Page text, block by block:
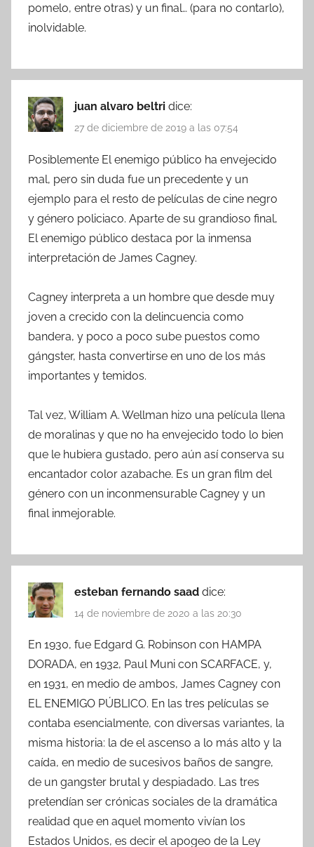
pomelo, entre otras) y un final… (para no contarlo),
inolvidable.
juan alvaro beltri dice:
27 de diciembre de 2019 a las 07:54
Posiblemente El enemigo público ha envejecido
mal, pero sin duda fue un precedente y un
ejemplo para el resto de películas de cine negro
y género policiaco. Aparte de su grandioso final,
El enemigo público destaca por la inmensa
interpretación de James Cagney.
Cagney interpreta a un hombre que desde muy
joven a crecido con la delincuencia como
bandera, y poco a poco sube puestos como
gángster, hasta convertirse en uno de los más
importantes y temidos.
Tal vez, William A. Wellman hizo una película llena
de moralinas y que no ha envejecido todo lo bien
que le hubiera gustado, pero aún así conserva su
encantador color azabache. Es un gran film del
género con un inconmensurable Cagney y un
final inmejorable.
esteban fernando saad dice:
14 de noviembre de 2020 a las 20:30
En 1930, fue Edgard G. Robinson con HAMPA
DORADA, en 1932, Paul Muni con SCARFACE, y,
en 1931, en medio de ambos, James Cagney con
EL ENEMIGO PÚBLICO. En las tres películas se
contaba esencialmente, con diversas variantes, la
misma historia: la de el ascenso a lo más alto y la
caída, en medio de sucesivos baños de sangre,
de un gangster brutal y despiadado. Las tres
pretendían ser crónicas sociales de la dramática
realidad que en aquel momento vivían los
Estados Unidos, es decir el apogeo de la Ley